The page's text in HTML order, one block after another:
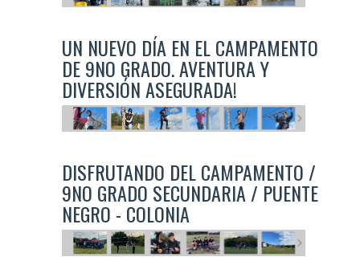
UN NUEVO DÍA EN EL CAMPAMENTO
DE 9NO GRADO. AVENTURA Y
DIVERSIÓN ASEGURADA!
DISFRUTANDO DEL CAMPAMENTO /
9NO GRADO SECUNDARIA / PUENTE
NEGRO - COLONIA